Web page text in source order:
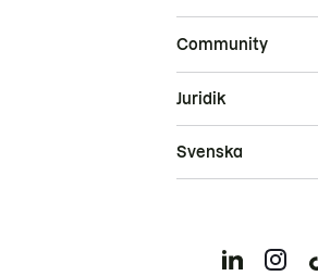
Community
Juridik
Svenska